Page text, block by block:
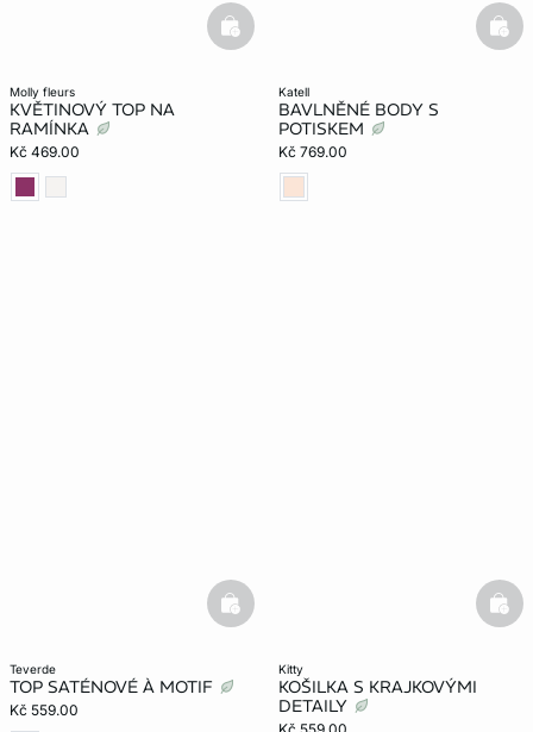
molly fleurs
KVĚTINOVÝ TOP NA
RAMÍNKA
Kč 469.00
basketfull
katell
BAVLNĚNÉ BODY S
POTISKEM
Kč 769.00
teverde
TOP SATÉNOVÉ À MOTIF
Kč 559.00
basketfull
kitty
KOŠILKA S KRAJKOVÝMI
DETAILY